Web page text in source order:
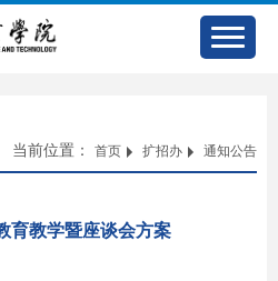
当前位置：首页 扩招办 通知公告
育教学暨座谈会方案